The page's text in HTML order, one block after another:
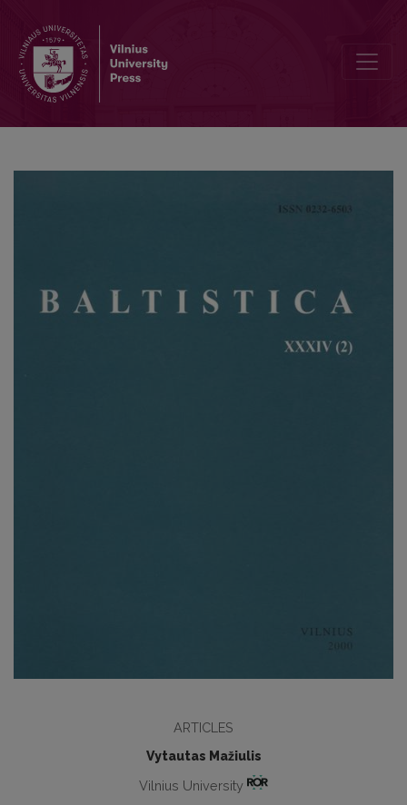
ARTICLES
Vytautas Mažiulis
Vilnius University